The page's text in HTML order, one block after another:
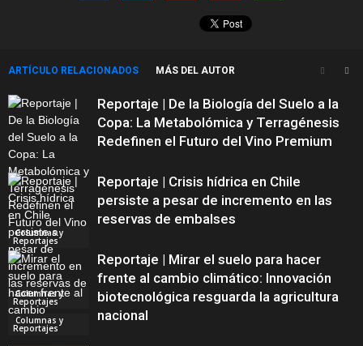
ARTÍCULO RELACIONADOS MÁS DEL AUTOR
Columnas y
Reportajes
Reportaje | De la Biología del Suelo a la
Copa: La Metabolómica y Terragénesis
Redefinen el Futuro del Vino Premium
Columnas y
Reportajes
Reportaje | Crisis hídrica en Chile
persiste a pesar de incremento en las
reservas de embalses
Columnas y
Reportajes
Reportaje | Mirar el suelo para hacer
frente al cambio climático: Innovación
biotecnológica resguarda la agricultura
nacional